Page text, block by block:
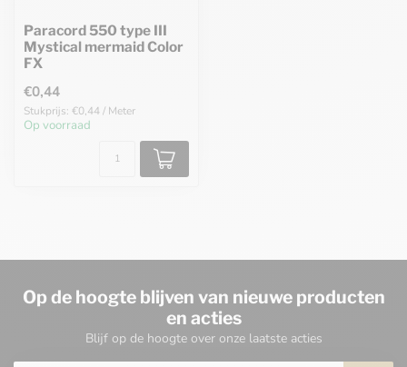
Paracord 550 type III
Mystical mermaid Color
FX
€0,44
Stukprijs: €0,44 / Meter
Op voorraad
Op de hoogte blijven van nieuwe producten
en acties
Blijf op de hoogte over onze laatste acties